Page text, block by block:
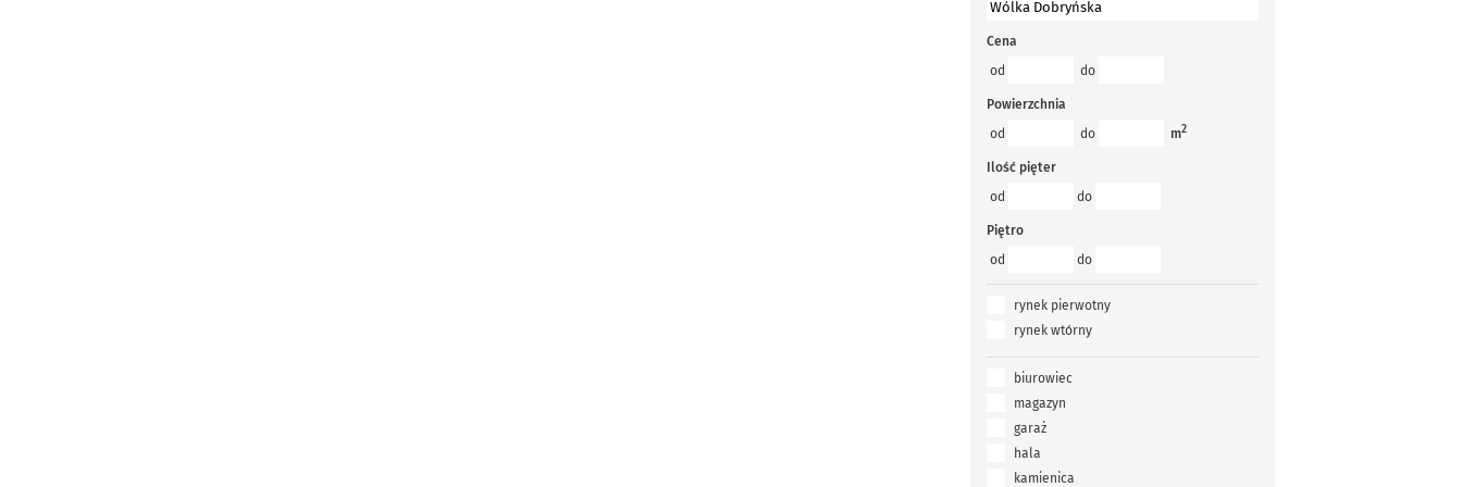
Cena
od
do
Powierzchnia
od
do m2
Ilość pięter
od
do
Piętro
od
do
rynek pierwotny
rynek wtórny
biurowiec
magazyn
garaż
hala
kamienica